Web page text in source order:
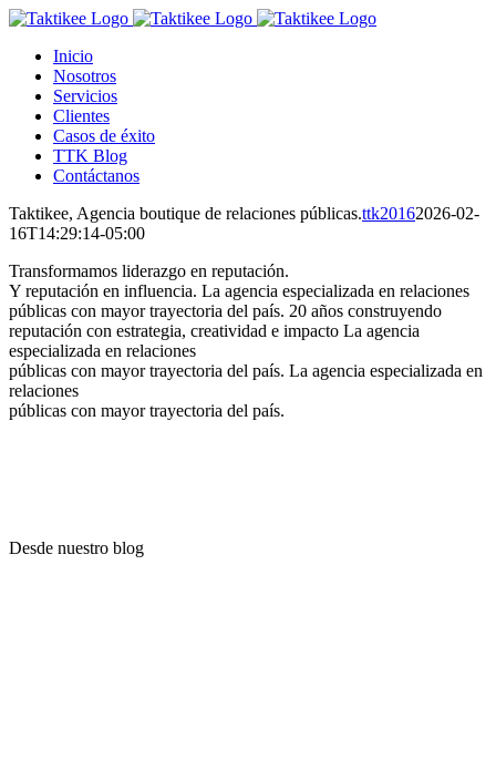
Saltar
contenido
Inicio
Nosotros
Servicios
Clientes
Casos de éxito
TTK Blog
Contáctanos
Taktikee, Agencia boutique de relaciones públicas.ttk20162026-02-
16T14:29:14-05:00
Transformamos liderazgo en reputación.
Y reputación en influencia. La agencia especializada en relaciones
públicas con mayor trayectoria del país. 20 años construyendo
reputación con estrategia, creatividad e impacto La agencia
especializada en relaciones
públicas con mayor trayectoria del país. La agencia especializada en
relaciones
públicas con mayor trayectoria del país.
Desde nuestro blog